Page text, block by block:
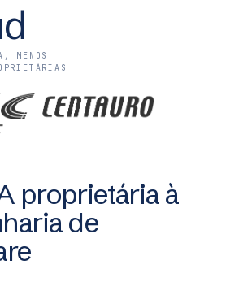
MENOS
proprietária à
de